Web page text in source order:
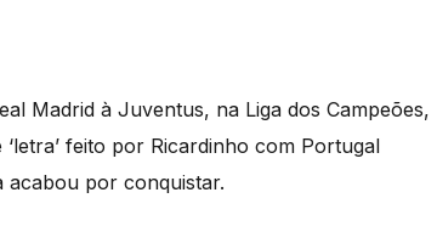
Madrid à Juventus, na Liga dos Campeões,
feito por Ricardinho com Portugal
acabou por conquistar.